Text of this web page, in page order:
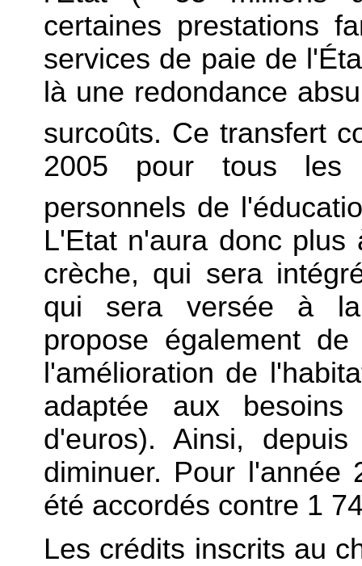
certaines prestations
services de paie de
là une redondance
surcoûts. Ce transfert
2005 pour tous les
personnels de
L'Etat n'aura donc
crèche, qui sera
qui sera versée à la
propose également
l'amélioration de
adaptée aux
d'euros). Ainsi,
diminuer. Pour l'année
été accordés contre 1
Les crédits inscrits au